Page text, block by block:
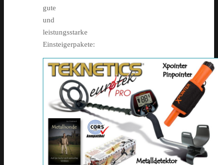
gute
und
leistungsstarke
Einsteigerpakete: